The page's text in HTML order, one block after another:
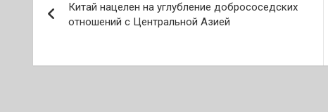
по
Китай нацелен на углубление добрососедских
отношений с Центральной Азией